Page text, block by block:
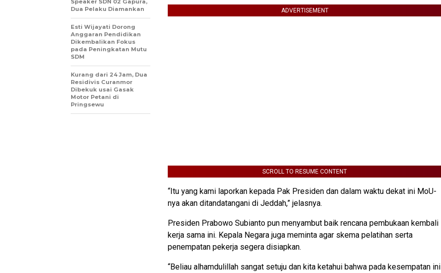
ADVERTISEMENT
SCROLL TO RESUME CONTENT
“Itu yang kami laporkan kepada Pak Presiden dan dalam waktu dekat ini MoU-
nya akan ditandatangani di Jeddah,” jelasnya.
Presiden Prabowo Subianto pun menyambut baik rencana pembukaan kembali
kerja sama ini. Kepala Negara juga meminta agar skema pelatihan serta
penempatan pekerja segera disiapkan.
“Beliau alhamdulillah sangat setuju dan kita ketahui bahwa pada kesempatan ini
Speaker SDN 02 Gapura,
Dua Pelaku Diamankan
Esti Wijayati Dorong
Anggaran Pendidikan
Dikembalikan Fokus
pada Peningkatan Mutu
SDM
Kurang dari 24 Jam, Dua
Residivis Curanmor
Dibekuk usai Gasak
Motor Petani di
Pringsewu